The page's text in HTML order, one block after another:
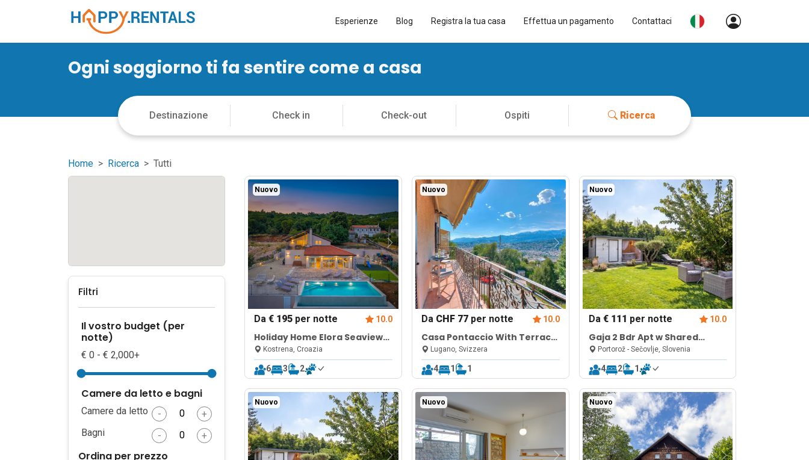
Esperienze Blog Registra la tua casa Effettua un pagamento Contattaci
Ogni soggiorno ti fa sentire come a casa
Ricerca
Home Ricerca Tutti
Filtri
Il vostro budget (per
notte)
€ 0 - € 2,000+
Camere da letto e bagni
Camere da letto -
+
Bagni
- +
Ordina per prezzo
Nuovo
Da€ 195 per notte 10.0
Holiday Home Elora Seaview
Private Pool And Garden
Kostrena, Croazia
6 3 2
Nuovo
Da CHF 77per notte 10.0
Casa Pontaccio With Terrace
And View
Lugano, Svizzera
4 1 1
Nuovo
Da € 111 per notte 10.0
Gaja 2 Bdr Apt w Shared
Jacuzzi & Garden near
Portorož
Portorož - Sečovlje, Slovenia
4 2 1
Nuovo Nuovo Nuovo